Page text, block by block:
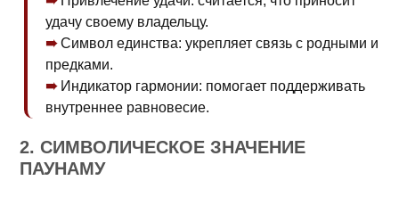
удачу своему владельцу.
Символ единства: укрепляет связь с родными и
предками.
Индикатор гармонии: помогает поддерживать
внутреннее равновесие.
2. СИМВОЛИЧЕСКОЕ ЗНАЧЕНИЕ
ПАУНАМУ